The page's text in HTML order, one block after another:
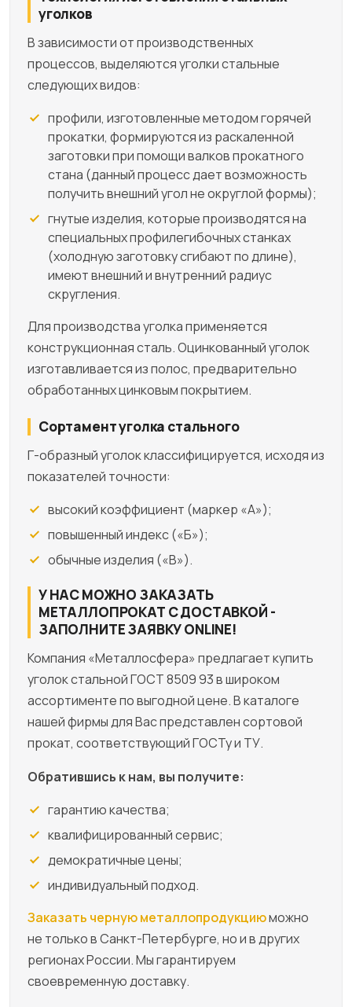
уголков
В зависимости от производственных
процессов, выделяются уголки стальные
следующих видов:
профили, изготовленные методом горячей
прокатки, формируются из раскаленной
заготовки при помощи валков прокатного
стана (данный процесс дает возможность
получить внешний угол не округлой формы);
гнутые изделия, которые производятся на
специальных профилегибочных станках
(холодную заготовку сгибают по длине),
имеют внешний и внутренний радиус
скругления.
Для производства уголка применяется
конструкционная сталь. Оцинкованный уголок
изготавливается из полос, предварительно
обработанных цинковым покрытием.
Сортамент уголка стального
Г-образный уголок классифицируется, исходя из
показателей точности:
высокий коэффициент (маркер «А»);
повышенный индекс («Б»);
обычные изделия («В»).
У НАС МОЖНО ЗАКАЗАТЬ
МЕТАЛЛОПРОКАТ С ДОСТАВКОЙ -
ЗАПОЛНИТЕ ЗАЯВКУ ONLINE!
Компания «Металлосфера» предлагает купить
уголок стальной ГОСТ 8509 93 в широком
ассортименте по выгодной цене. В каталоге
нашей фирмы для Вас представлен сортовой
прокат, соответствующий ГОСТу и ТУ.
Обратившись к нам, вы получите:
гарантию качества;
квалифицированный сервис;
демократичные цены;
индивидуальный подход.
Заказать черную металлопродукциюможно
не только в Санкт-Петербурге, но и в других
регионах России. Мы гарантируем
своевременную доставку.